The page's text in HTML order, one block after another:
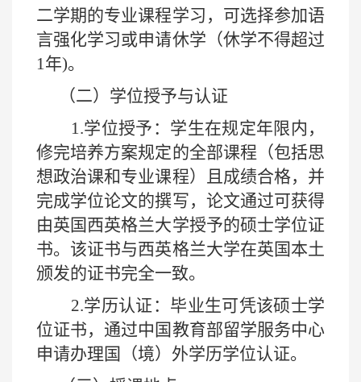
二学期的专业课程学习，可选择参加语
言强化学习或申请休学（休学不得超过
1年)。
（二）学位授予与认证
1.学位授予：学生在规定年限内，
修完培养方案规定的全部课程（包括思
想政治课和专业课程）且成绩合格，并
完成学位论文的撰写，论文通过可获得
由英国西英格兰大学授予的硕士学位证
书。该证书与西英格兰大学在英国本土
颁发的证书完全一致。
2.学历认证：毕业生可凭该硕士学
位证书，通过中国教育部留学服务中心
申请办理国（境）外学历学位认证。